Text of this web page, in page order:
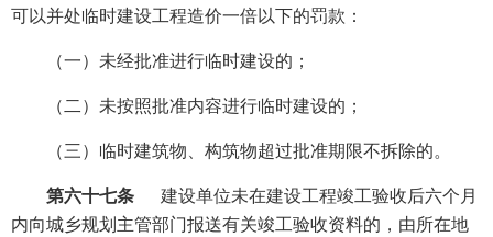
可以并处临时建设工程造价一倍以下的罚款：
（一）未经批准进行临时建设的；
（二）未按照批准内容进行临时建设的；
（三）临时建筑物、构筑物超过批准期限不拆除的。
第六十七条
建设单位未在建设工程竣工验收后六个月
内向城乡规划主管部门报送有关竣工验收资料的，由所在地